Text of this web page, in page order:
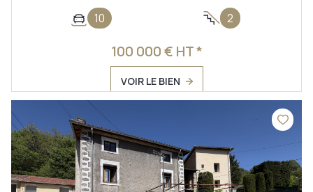
10 2
100 000 € HT *
VOIR LE BIEN